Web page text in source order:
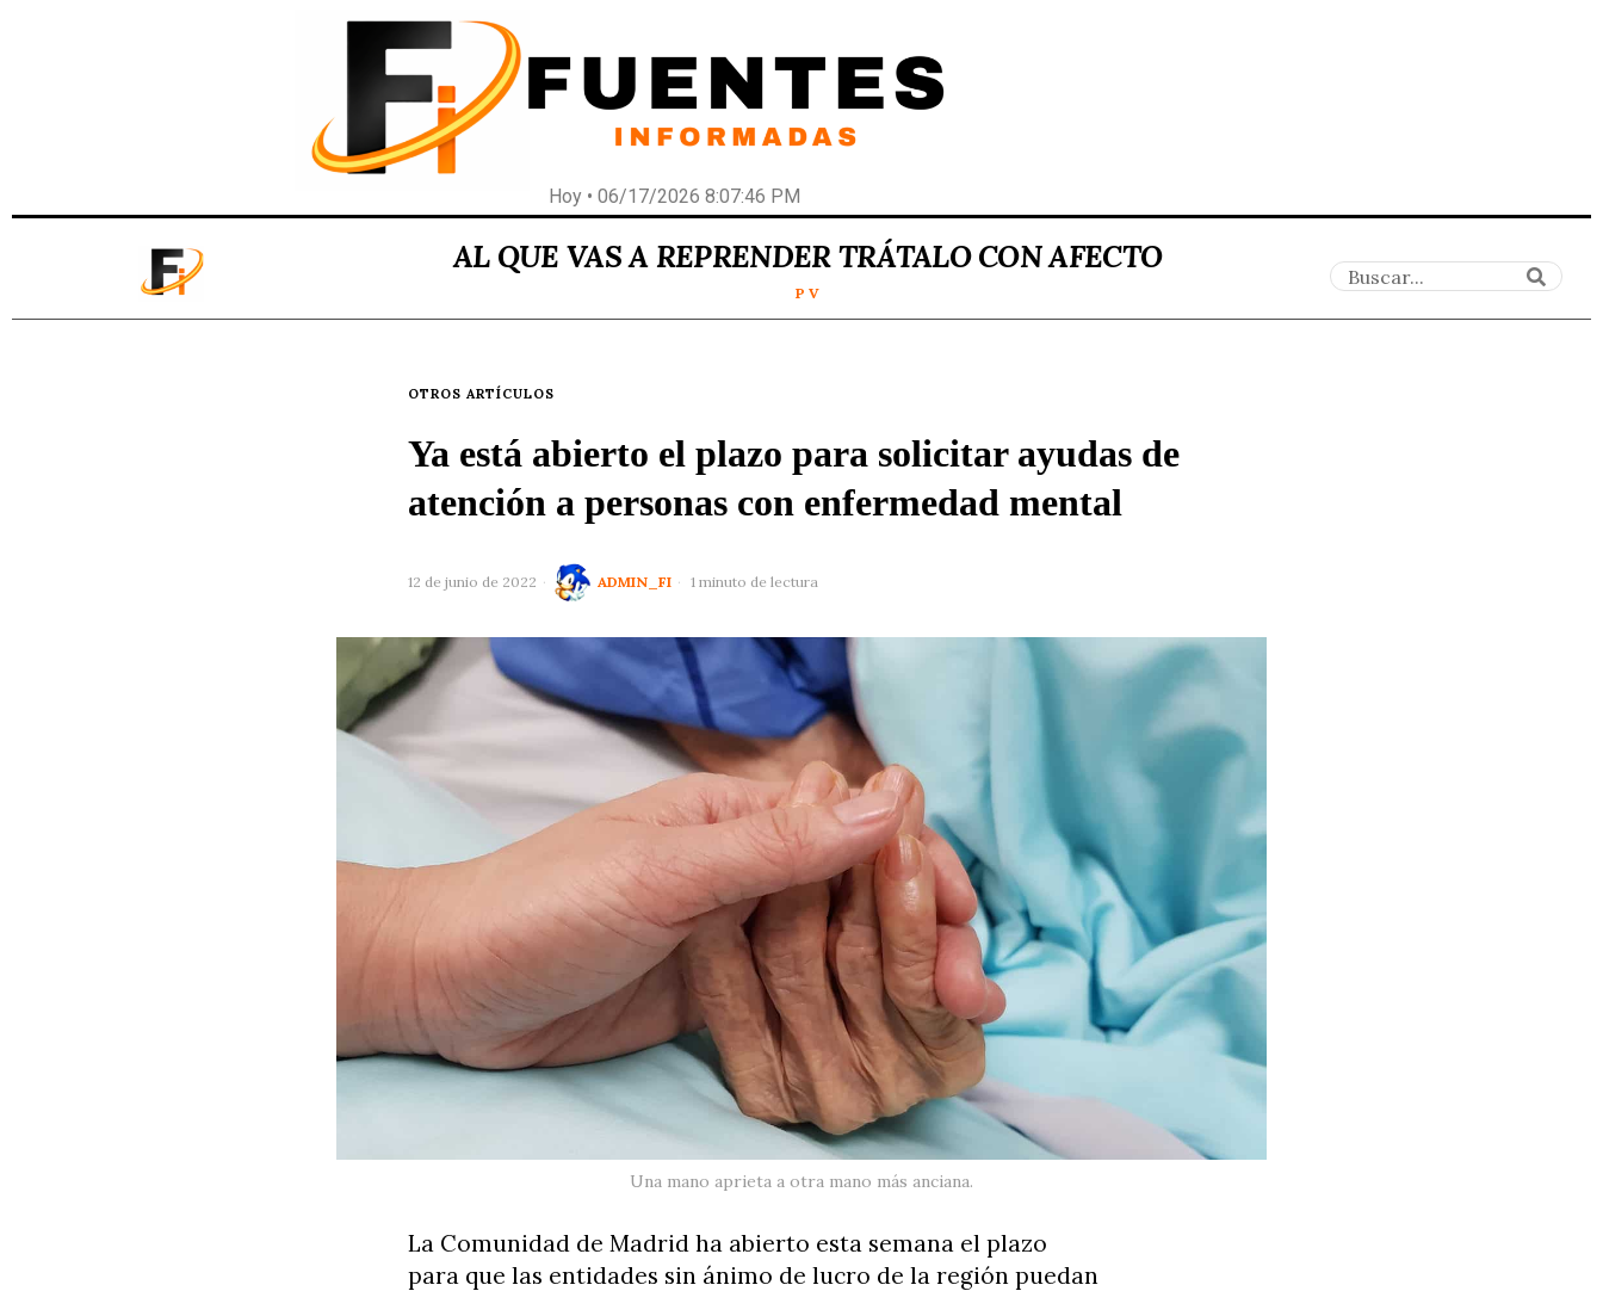
Hoy • 06/17/2026 8:07:46 PM
AL QUE VAS A REPRENDER TRÁTALO CON AFECTO
P V
OTROS ARTÍCULOS
Ya está abierto el plazo para solicitar ayudas de
atención a personas con enfermedad mental
12 de junio de 2022 ADMIN_FI 1 minuto de lectura
Una mano aprieta a otra mano más anciana.
La Comunidad de Madrid ha abierto esta semana el plazo
para que las entidades sin ánimo de lucro de la región puedan